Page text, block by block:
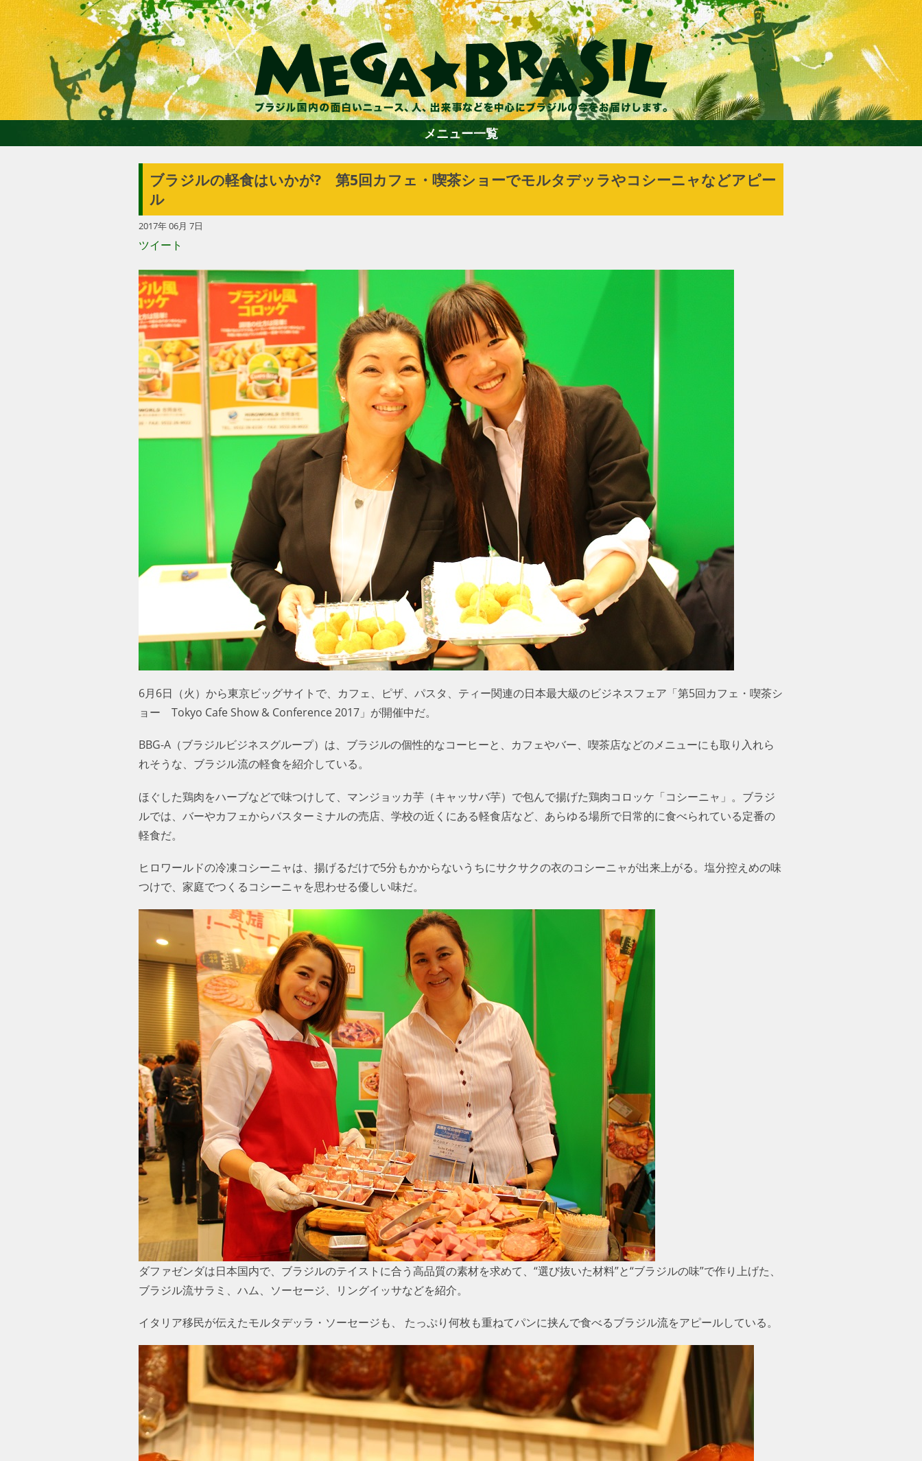
エンターテイメント
グルメ
トラベル
サッカー
PEOPLE
ビジネス
コラム
メニュー一覧
ブラジルの軽食はいかが? 第5回カフェ・喫茶ショーでモルタデッラやコシーニャなどアピ
ール
2017年 06月 7日
ツイート
6月6日（火）から東京ビッグサイトで、カフェ、ピザ、パスタ、ティー関連の日本最大級のビジネスフェア「第5回カフェ・喫茶シ
ョー Tokyo Cafe Show & Conference 2017」が開催中だ。
BBG-A（ブラジルビジネスグループ）は、ブラジルの個性的なコーヒーと、カフェやバー、喫茶店などのメニューにも取り入れら
れそうな、ブラジル流の軽食を紹介している。
ほぐした鶏肉をハーブなどで味つけして、マンジョッカ芋（キャッサバ芋）で包んで揚げた鶏肉コロッケ「コシーニャ」。ブラジ
ルでは、バーやカフェからバスターミナルの売店、学校の近くにある軽食店など、あらゆる場所で日常的に食べられている定番の
軽食だ。
ヒロワールドの冷凍コシーニャは、揚げるだけで5分もかからないうちにサクサクの衣のコシーニャが出来上がる。塩分控えめの味
つけで、家庭でつくるコシーニャを思わせる優しい味だ。
ダファゼンダは日本国内で、ブラジルのテイストに合う高品質の素材を求めて、“選び抜いた材料”と“ブラジルの味”で作り上げた、
ブラジル流サラミ、ハム、ソーセージ、リングイッサなどを紹介。
イタリア移民が伝えたモルタデッラ・ソーセージも、 たっぷり何枚も重ねてパンに挟んで食べるブラジル流をアピールしている。